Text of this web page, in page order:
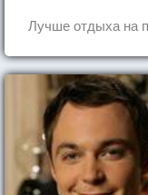
Лучше отдыха на